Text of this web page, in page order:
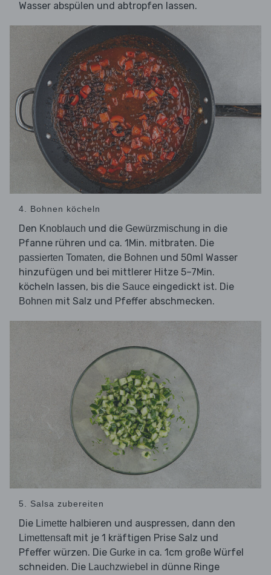
Wasser abspülen und abtropfen lassen.
4. Bohnen köcheln
Den Knoblauch und die Gewürzmischung in die
Pfanne rühren und ca. 1Min. mitbraten. Die
passierten Tomaten, die Bohnen und 50ml Wasser
hinzufügen und bei mittlerer Hitze 5–7Min.
köcheln lassen, bis die Sauce eingedickt ist. Die
Bohnen mit Salz und Pfeffer abschmecken.
5. Salsa zubereiten
Die Limette halbieren und auspressen, dann den
Limettensaftmit je 1 kräftigen Prise Salz und
Pfeffer würzen. Die Gurke in ca. 1cm große Würfel
schneiden. Die Lauchzwiebel in dünne Ringe